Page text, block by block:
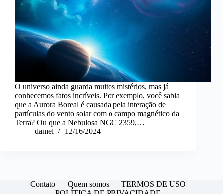
O universo ainda guarda muitos mistérios, mas já
conhecemos fatos incríveis. Por exemplo, você sabia
que a Aurora Boreal é causada pela interação de
partículas do vento solar com o campo magnético da
Terra? Ou que a Nebulosa NGC 2359,…
daniel
12/16/2024
Contato Quem somos
TERMOS DE USO